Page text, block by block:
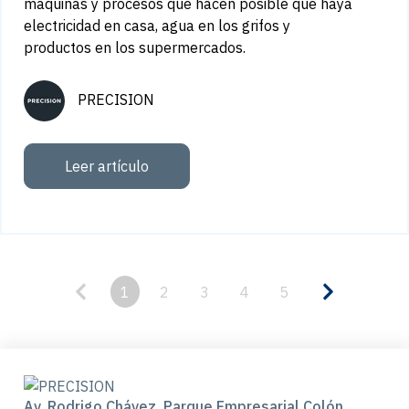
máquinas y procesos que hacen posible que haya
electricidad en casa, agua en los grifos y
productos en los supermercados.
PRECISION
Leer artículo
1 2 3 4 5